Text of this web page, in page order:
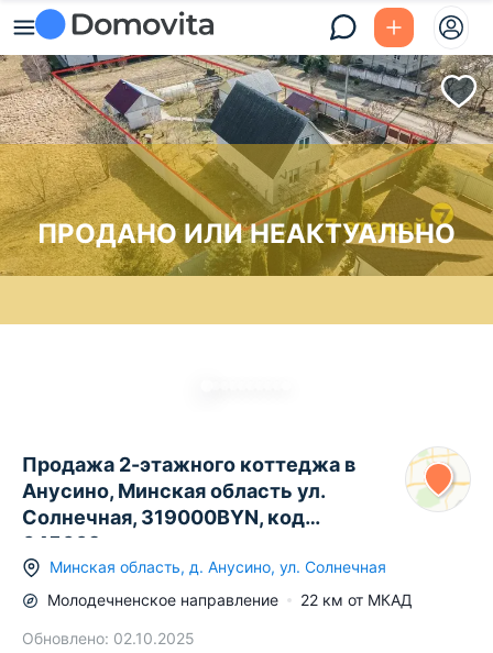
ПРОДАНО ИЛИ НЕАКТУАЛЬНО
Продажа 2-этажного коттеджа в
Анусино, Минская область ул.
Солнечная, 319000BYN, код
645609
Минская область, д. Анусино, ул. Солнечная
Молодечненское направление 22 км от МКАД
Обновлено: 02.10.2025